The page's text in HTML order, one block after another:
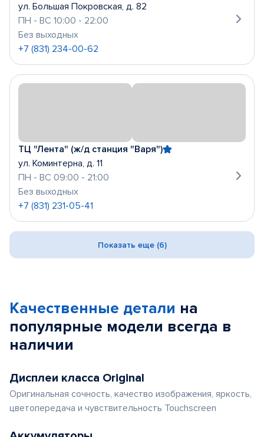
ул. Большая Покровская, д. 82
ПН - ВС 10:00 - 22:00
Без выходных
+7 (831) 234-00-62
ТЦ "Лента" (ж/д станция "Варя")
ул. Коминтерна, д. 11
ПН - ВС 09:00 - 21:00
Без выходных
+7 (831) 231-05-41
Показать еще (6)
Качественные детали на
популярные модели всегда в
наличии
Дисплеи класса Original
Оригинальная сочность, качество изображения, яркость,
цветопередача и чувствительность Touchscreen